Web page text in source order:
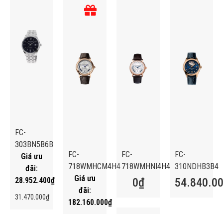
FC-
303BN5B6B
31.470.000₫
28.952.400₫
FC-
718WMHCM4H4
182.160.000₫
FC-
718WMHNI4H4
0₫
FC-
310NDHB3B4